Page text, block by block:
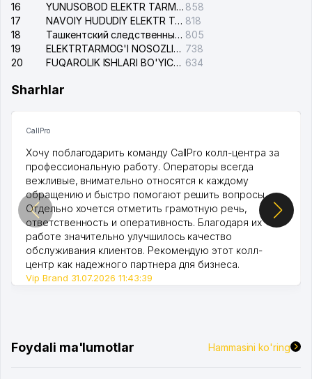
16
YUNUSOBOD ELEKTR TARMOG'I NOSOZLIKLARI XIZMATI 858
17
NAVOIY HUDUDIY ELEKTR TARMOQLARI KORXONASI AJ 818
18
Ташкентский следственный изолятор 805
19
ELEKTRTARMOG'I NOSOZLIKLARINI TO'ZATISH SERGELI XIZMATI 738
20
FUQAROLIK ISHLARI BO'YICHA UCH-TEPA TUMANI SUDI 634
Sharhlar
CallPro
Хочу поблагодарить команду CallPro колл-центра за
профессиональную работу. Операторы всегда
вежливые, внимательно относятся к каждому
обращению и быстро помогают решить вопросы.
Отдельно хочется отметить грамотную речь,
ответственность и оперативность. Благодаря их
работе значительно улучшилось качество
обслуживания клиентов. Рекомендую этот колл-
центр как надежного партнера для бизнеса.
Vip Brand 31.07.2026 11:43:39
Foydali ma'lumotlar Hammasini ko'ring